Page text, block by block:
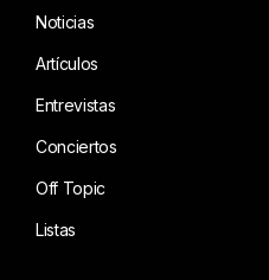
Noticias
Artículos
Entrevistas
Conciertos
Off Topic
Listas